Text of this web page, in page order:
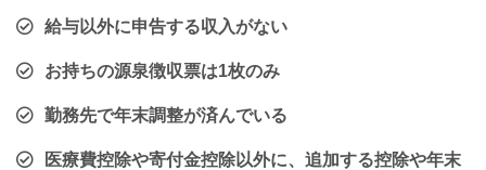
給与以外に申告する収入がない
お持ちの源泉徴収票は1枚のみ
勤務先で年末調整が済んでいる
医療費控除や寄付金控除以外に、追加する控除や年末